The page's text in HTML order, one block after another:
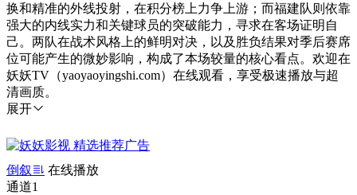
换和精准的外线投射，在积分榜上力争上游；而福建队则依靠
强大的内线实力和关键球员的突破能力，寻求在客场证明自
己。两队在战术风格上的鲜明对决，以及胜负结果对季后赛席
位可能产生的微妙影响，构成了本场较量的核心看点。欢迎在
妖妖TV（yaoyaoyingshi.com）在线观看，享受极速播放与超
清画质。
展开
倒叙
在线播放
通道1